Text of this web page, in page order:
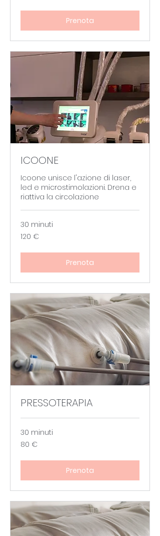
Prenota
ICOONE
Icoone unisce l'azione di laser,
led e microstimolazioni. Drena e
riattiva la circolazione
30 minuti
120
euro
120 €
Prenota
PRESSOTERAPIA
30 minuti
80
euro
80 €
Prenota